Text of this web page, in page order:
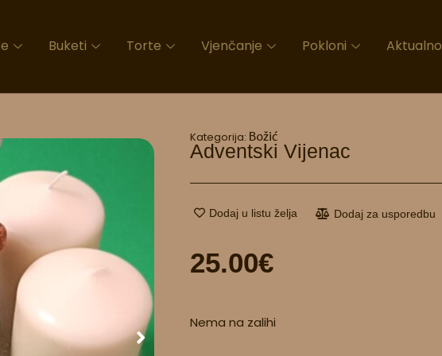
Buketi Torte Vjenčanje Pokloni Aktualno
Kategorija: Božić
Adventski Vijenac
Dodaj u listu želja Dodaj za usporedbu
25.00€
Nema na zalihi